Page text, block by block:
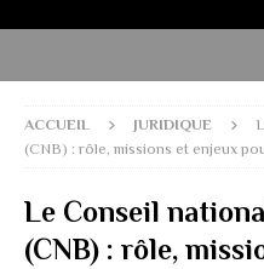
ACCUEIL JURIDIQUE
(CNB) : rôle, missions et enjeux
Le Conseil
(CNB) : rôle,